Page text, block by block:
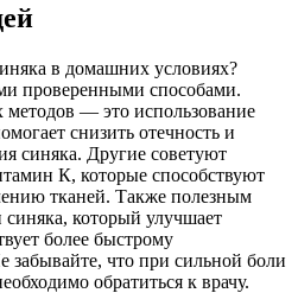
в домашних условиях?
проверенными способами.
— это использование
снизить отечность и
синяка. Другие советуют
К, которые способствуют
тканей. Также полезным
который улучшает
более быстрому
что при сильной боли
обратиться к врачу.